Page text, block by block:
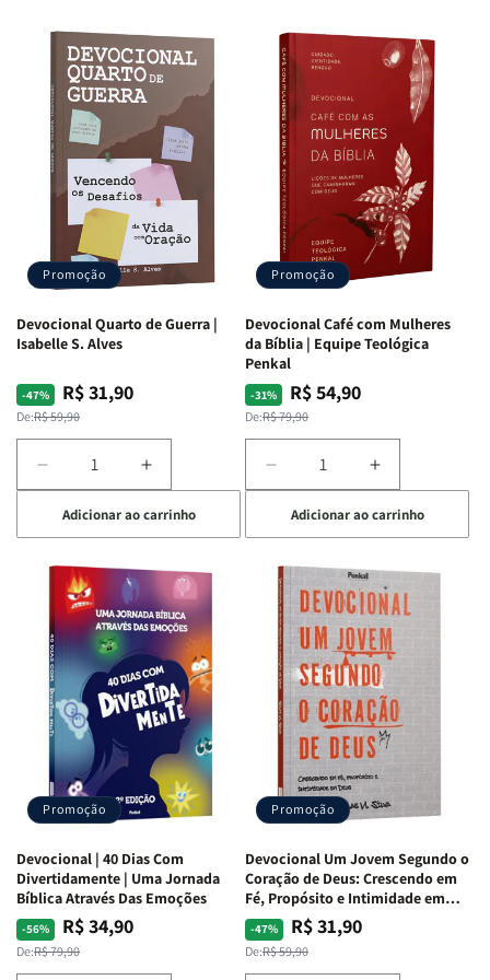
Promoção
Devocional Quarto de Guerra |
Isabelle S. Alves
-47%
Preço
normal
De:R$ 59,90
Preço
promocional
R$ 31,90
Diminuir
a
quantidade
de
Devocional
Quarto
de
Guerra
Isabelle
S.
Alves
Aumentar
a
quantidade
de
Devocional
Quarto
de
Guerra
|
Isabelle
S.
Alves
Adicionar ao carrinho
Promoção
Devocional Café com Mulheres
da Bíblia | Equipe Teológica
Penkal
-31%
Preço
normal
De:R$ 79,90
Preço
promocional
R$ 54,90
Diminuir
a
quantidade
de
Devocional
Café
com
Mulheres
da
Bíblia
Equipe
Teológica
Penkal
Aumentar
a
quantidade
de
Devocional
Café
com
Mulheres
da
Bíblia
|
Equipe
Teológica
Penkal
Adicionar ao carrinho
Promoção
Devocional | 40 Dias Com
Divertidamente | Uma Jornada
Bíblica Através Das Emoções
-56%
Preço
normal
De:R$ 79,90
Preço
promocional
R$ 34,90
Promoção
Devocional Um Jovem Segundo o
Coração de Deus: Crescendo em
Fé, Propósito e Intimidade em
Deus
-47%
Preço
normal
De:R$ 59,90
Preço
promocional
R$ 31,90